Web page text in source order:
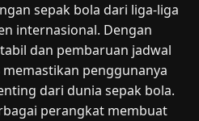
sepak bola dari liga-liga
internasional. Dengan
dan pembaruan jadwal
penggunanya
dari dunia sepak bola.
perangkat membuat